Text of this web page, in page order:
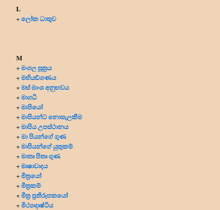
L
+ලෝක ධාතුව
M
+මංගල සූත්‍රය
+මහියඞ්ගණය
+මස් මාංශ අනුභවය
+මාගධී
+මාපියෝ
+මාපියන්ට නොසැලකීම
+මාපිය උපස්ථානය
+මා පියන්ගේ ගුණ
+මාපියන්ගේ යුතුකම්
+මාතෘ පිතෘ ගුණ
+මෘෂාවාදය
+මිත්‍රයෝ
+මිත්‍ර‍කම්
+මිත්‍ර‍ ප්‍ර‍තිරූපකයෝ
+මිථ්‍යාදෘෂ්ටිය